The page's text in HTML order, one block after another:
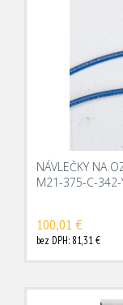
NÁVLEČKY NA
M21-375-C-342-
100,01 €
bez DPH: 81,31 €